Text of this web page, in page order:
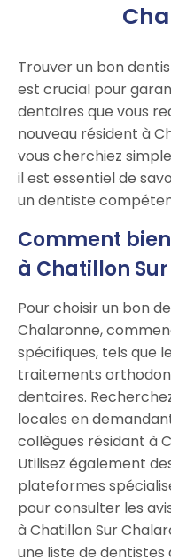
Trouver un bon
est crucial pour
dentaires que vous
nouveau résident à
vous cherchiez
il est essentiel de
un dentiste
Comment
à Chatillon
Pour choisir un bon
Chalaronne,
spécifiques, tels que
traitements
dentaires.
locales en
collègues résidant à
Utilisez également
plateformes
pour consulter les
à Chatillon Sur
une liste de dentistes